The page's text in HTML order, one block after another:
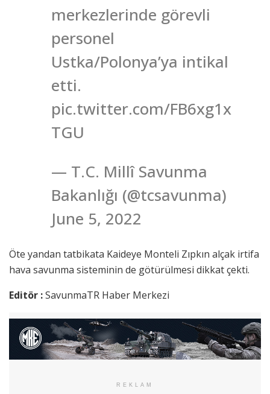
merkezlerinde görevli
personel
Ustka/Polonya’ya intikal
etti.
pic.twitter.com/FB6xg1x
TGU
— T.C. Millî Savunma
Bakanlığı (@tcsavunma)
June 5, 2022
Öte yandan tatbikata Kaideye Monteli Zıpkın alçak irtifa
hava savunma sisteminin de götürülmesi dikkat çekti.
Editör :SavunmaTR Haber Merkezi
REKLAM